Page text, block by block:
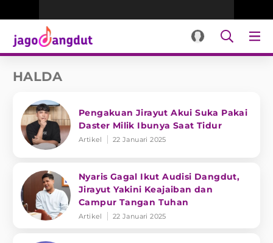
HALDA
Pengakuan Jirayut Akui Suka Pakai
Daster Milik Ibunya Saat Tidur
Artikel 22 Januari 2025
Nyaris Gagal Ikut Audisi Dangdut,
Jirayut Yakini Keajaiban dan
Campur Tangan Tuhan
Artikel 22 Januari 2025